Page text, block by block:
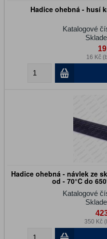
Hadice ohebná - husí
Katalogové
16 Kč
Hadice ohebná - návlek ze
od - 70°C do
Katalogové
350 Kč